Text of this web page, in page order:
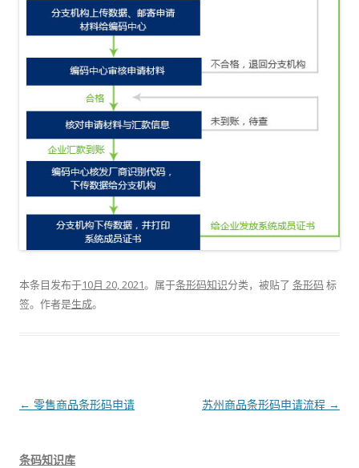
本条目发布于10月 20, 2021。属于条形码知识分类，被贴了 条形码 标
签。 作者是生成。
文
← 零售商品条形码申请 苏州商品条形码申请流程 →
条码知识库